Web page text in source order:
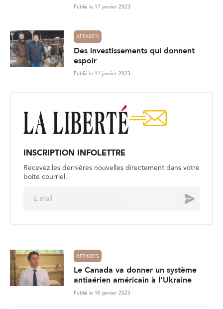
Publié le 17 janvier 2023
AFFAIRES
Des investissements qui donnent
espoir
Publié le 11 janvier 2023
INSCRIPTION INFOLETTRE
Recevez les dernières nouvelles directement dans votre
boite courriel.
Envoyer
AFFAIRES
Le Canada va donner un système
antiaérien américain à l’Ukraine
Publié le 10 janvier 2023